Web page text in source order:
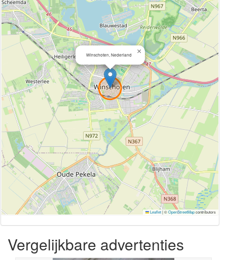
Winschoten, Nederland ×
Leaflet|©OpenStreetMapcontributors
Vergelijkbare advertenties